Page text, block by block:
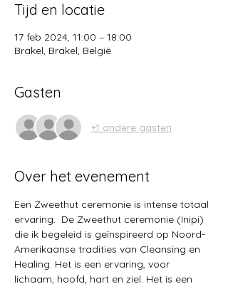
Tijd en locatie
17 feb 2024, 11:00 – 18:00
Brakel, Brakel, België
Gasten
+1 andere gasten
Over het evenement
Een Zweethut ceremonie is intense totaal
ervaring.  De Zweethut ceremonie (Inipi)
die ik begeleid is geïnspireerd op Noord-
Amerikaanse tradities van Cleansing en
Healing. Het is een ervaring, voor
lichaam, hoofd, hart en ziel. Het is een